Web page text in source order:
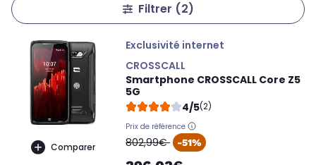
Filtrer (2)
Comparer
Exclusivité internet
CROSSCALL
Smartphone CROSSCALL Core Z5
5G
4/5(2)
Prix de référence
oldPrice
802,99€ -51%